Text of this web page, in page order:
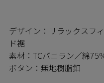
デザイン：リラックスフ
ド裾
素材：TCバニラン／綿
ボタン：無地樹脂釦